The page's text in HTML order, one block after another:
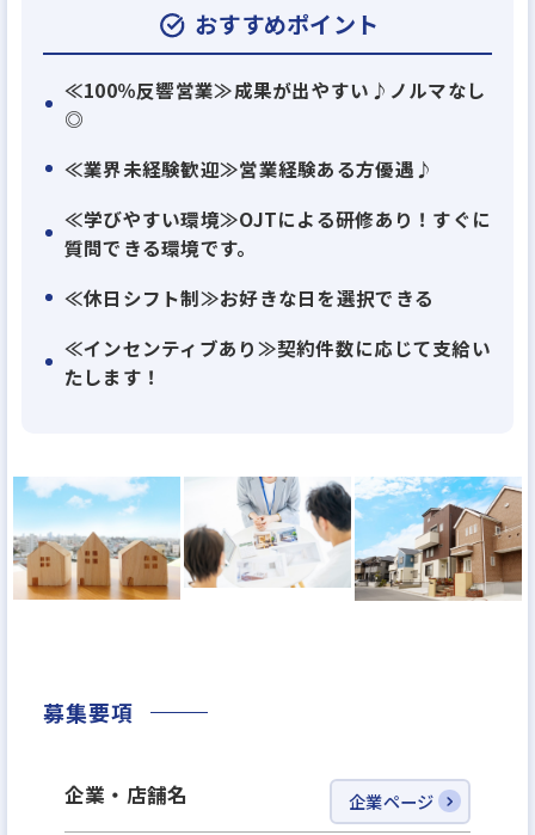
私たちが向き合っているもの。それは、この地域社
会に暮らす一人ひとりです。個人が抱える課題から、
その先にある地域社会の課題まで。安心と喜びをさ
またげる課題を解決していくことが私たちの役目で
す。すべては、より多くの人が安心して喜びある人生
より多くの人の、「安心」と「喜び」をつくってい
きたいと考えています。
おすすめポイント
≪100％反響営業≫成果が出やすい♪ノルマなし
◎
≪業界未経験歓迎≫営業経験ある方優遇♪
≪学びやすい環境≫OJTによる研修あり！すぐに
質問できる環境です。
≪休日シフト制≫お好きな日を選択できる
≪インセンティブあり≫契約件数に応じて支給い
たします！
募集要項
企業・店舗名 企業ページ